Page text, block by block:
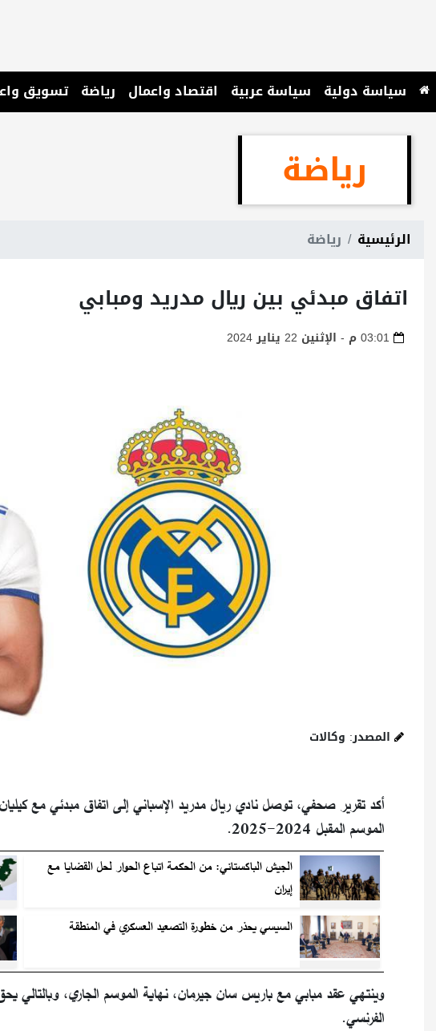
سياسة دولية سياسة عربية اقتصاد واعمال رياضة تسويق
رياضة
الرئيسية رياضة
اتفاق مبدئي بين ريال مدريد ومبابي
المصدر: وكالات
أكد تقرير صحفي، توصل نادي ريال مدريد الإسباني إلى اتفاق مبدئي مع
الموسم المقبل 2024-2025.
الجيش الباكستاني: من الحكمة اتباع الحوار لحل القضايا مع
إيران
السيسي يحذر من خطورة التصعيد العسكري في المنطقة
وينتهي عقد مبابي مع باريس سان جيرمان، نهاية الموسم الجاري، وبالتالي
الفرنسي.